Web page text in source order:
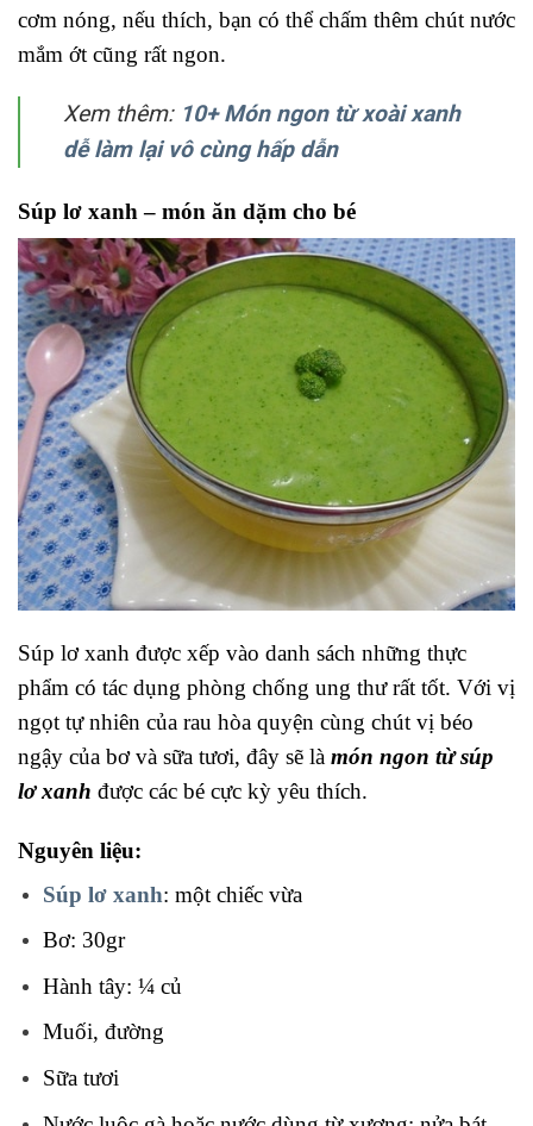
cơm nóng, nếu thích, bạn có thể chấm thêm chút nước
mắm ớt cũng rất ngon.
Xem thêm: 10+ Món ngon từ xoài xanh
dễ làm lại vô cùng hấp dẫn
Súp lơ xanh – món ăn dặm cho bé
Súp lơ xanh được xếp vào danh sách những thực
phẩm có tác dụng phòng chống ung thư rất tốt. Với vị
ngọt tự nhiên của rau hòa quyện cùng chút vị béo
ngậy của bơ và sữa tươi, đây sẽ là món ngon từ súp
lơ xanh được các bé cực kỳ yêu thích.
Nguyên liệu:
Súp lơ xanh: một chiếc vừa
Bơ: 30gr
Hành tây: ¼ củ
Muối, đường
Sữa tươi